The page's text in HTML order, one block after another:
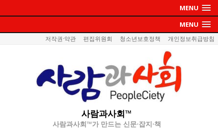
MENU
MENU
저작권·약관 편집위원회 청소년보호정책 개인정보취급방침
사람과사회™
사람과사회™가 만드는 신문·잡지·책